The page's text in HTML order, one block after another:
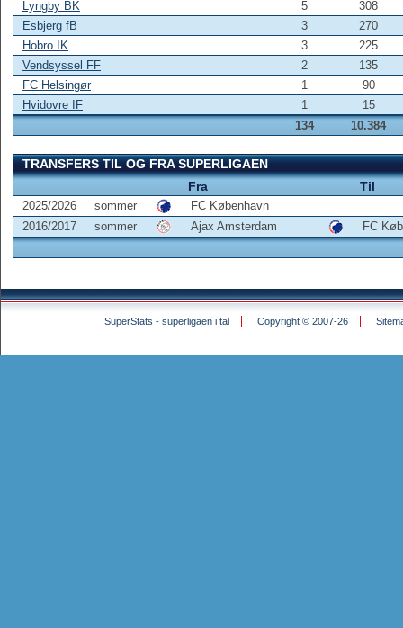
Lyngby BK
5
308
Esbjerg fB
3
270
Hobro IK
3
225
Vendsyssel FF
2
135
FC Helsingør
1
90
Hvidovre IF
1
15
134
10.384
TRANSFERS TIL OG FRA SUPERLIGAEN
Fra
Til
2025/2026 sommer
FC København
2016/2017
sommer Ajax Amsterdam FC
SuperStats - superligaen i tal Copyright © 2007-26